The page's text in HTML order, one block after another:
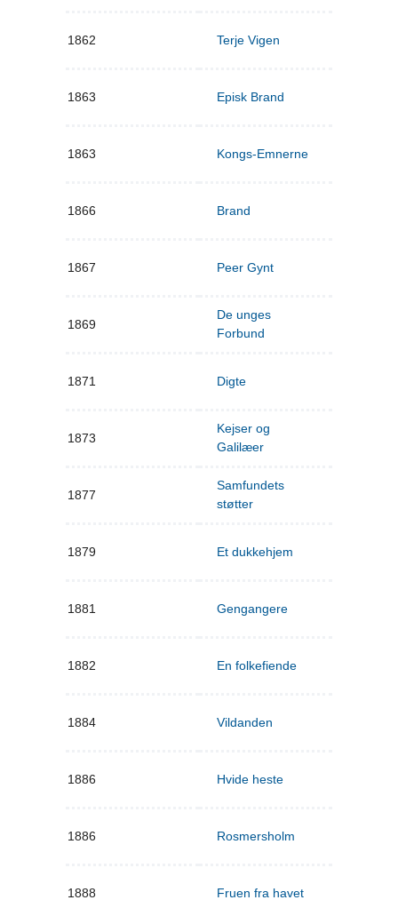
1862 Terje Vigen
1863 Episk Brand
1863 Kongs-Emnerne
1866 Brand
1867 Peer Gynt
1869
De unges
Forbund
1871 Digte
1873
Kejser og
Galilæer
1877
Samfundets
støtter
1879 Et dukkehjem
1881 Gengangere
1882 En folkefiende
1884 Vildanden
1886 Hvide heste
1886 Rosmersholm
1888 Fruen fra havet